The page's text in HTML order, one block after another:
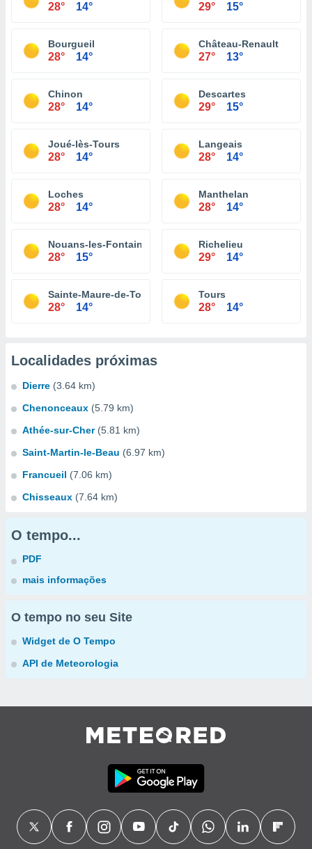
28° 14° 29° 15°
Bourgueil
28° 14°
Château-Renault
27° 13°
Chinon
28° 14°
Descartes
29° 15°
Joué-lès-Tours
28° 14°
Langeais
28° 14°
Loches
28° 14°
Manthelan
28° 14°
Nouans-les-Fontaines
28° 15°
Richelieu
29° 14°
Sainte-Maure-de-Touraine
28° 14°
Tours
28° 14°
Localidades próximas
Dierre (3.64 km)
Chenonceaux (5.79 km)
Athée-sur-Cher (5.81 km)
Saint-Martin-le-Beau (6.97 km)
Francueil (7.06 km)
Chisseaux (7.64 km)
O tempo...
PDF
mais informações
O tempo no seu Site
Widget de O Tempo
API de Meteorologia